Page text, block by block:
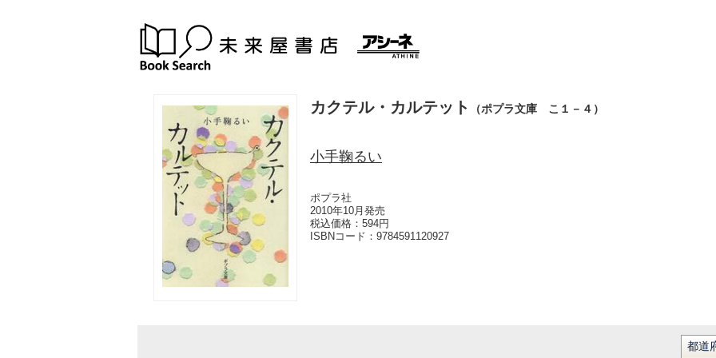
カクテル・カルテット （ポプラ文庫 こ１－４）
小手鞠るい
ポプラ社
2010年10月発売
税込価格：594円
ISBNコード： 9784591120927